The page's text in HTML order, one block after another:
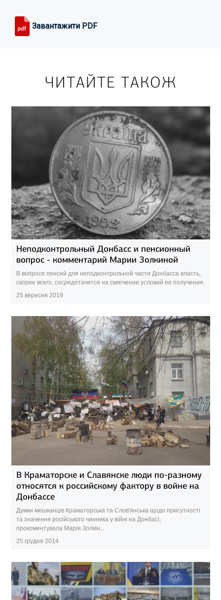
Завантажити PDF
ЧИТАЙТЕ ТАКОЖ
Неподконтрольный Донбасс и пенсионный
вопрос - комментарий Марии Золкиной
В вопросе пенсий для неподконтрольной части Донбасса власть,
скорее всего, сосредотачится на смягчении условий ее получения.
25 вересня 2019
В Краматорске и Славянске люди по-разному
относятся к российскому фактору в войне на
Донбассе
Думки мешканців Краматорська та Слов'янська щодо присутності
та значення російського чинника у війні на Донбасі,
прокоментувала Марія Золкін...
25 грудня 2014